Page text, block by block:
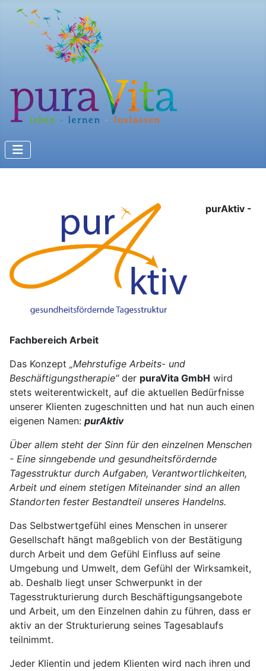
purAktiv -
Fachbereich Arbeit
Das Konzept „Mehrstufige Arbeits- und
Beschäftigungstherapie“der puraVita GmbH wird
stets weiterentwickelt, auf die aktuellen Bedürfnisse
unserer Klienten zugeschnitten und hat nun auch einen
eigenen Namen: purAktiv
Über allem steht der Sinn für den einzelnen Menschen
- Eine sinngebende und gesundheitsfördernde
Tagesstruktur durch Aufgaben, Verantwortlichkeiten,
Arbeit und einem stetigen Miteinander sind an allen
Standorten fester Bestandteil unseres Handelns.
Das Selbstwertgefühl eines Menschen in unserer
Gesellschaft hängt maßgeblich von der Bestätigung
durch Arbeit und dem Gefühl Einfluss auf seine
Umgebung und Umwelt, dem Gefühl der Wirksamkeit,
ab. Deshalb liegt unser Schwerpunkt in der
Tagesstrukturierung durch Beschäftigungsangebote
und Arbeit, um den Einzelnen dahin zu führen, dass er
aktiv an der Strukturierung seines Tagesablaufs
teilnimmt.
Jeder Klientin und jedem Klienten wird nach ihren und